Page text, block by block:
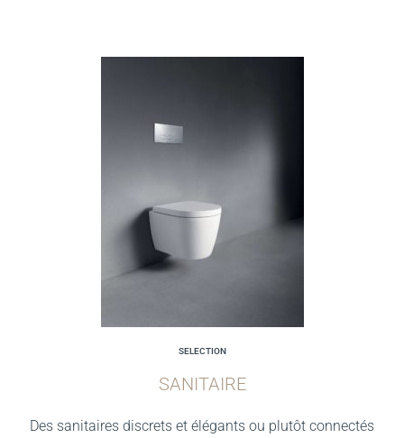
SELECTION
SANITAIRE
Des sanitaires discrets et élégants ou plutôt connectés